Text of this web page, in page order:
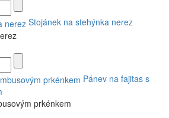
Stojánek na stehýnka nerez
Pánev na fajitas s
prkénkem